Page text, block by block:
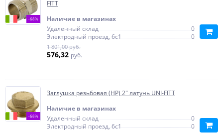
-68%
FITT
Наличие в магазинах
Удаленный склад
0
Электродный проезд, 6с1
0
1 801,00 руб.
576,32 руб.
-68%
Заглушка резьбовая (НР) 2" латунь UNI-FITT
Наличие в магазинах
Удаленный склад
0
Электродный проезд, 6с1
0